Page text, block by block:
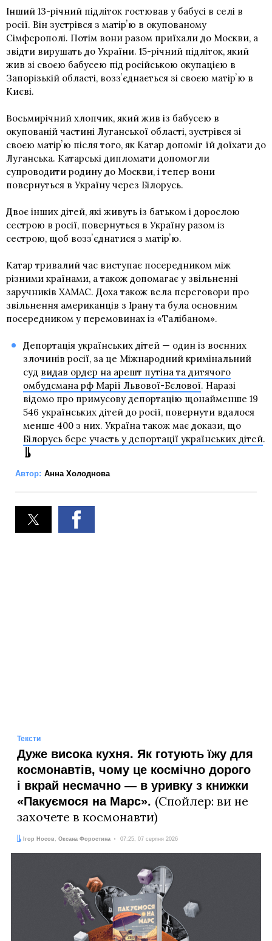
Інший 13-річний підліток гостював у бабусі в селі в
росії. Він зустрівся з матірʼю в окупованому
Сімферополі. Потім вони разом приїхали до Москви, а
звідти вирушать до України. 15-річний підліток, який
жив зі своєю бабусею під російською окупацією в
Запорізькій області, воззʼєднається зі своєю матірʼю в
Києві.
Восьмирічний хлопчик, який жив із бабусею в
окупованій частині Луганської області, зустрівся зі
своєю матірʼю після того, як Катар допоміг їй доїхати до
Луганська. Катарські дипломати допомогли
супроводити родину до Москви, і тепер вони
повернуться в Україну через Білорусь.
Двоє інших дітей, які живуть із батьком і дорослою
сестрою в росії, повернуться в Україну разом із
сестрою, щоб воззʼєднатися з матірʼю.
Катар тривалий час виступає посередником між
різними країнами, а також допомагає у звільненні
заручників ХАМАС. Доха також вела переговори про
звільнення американців з Ірану та була основним
посередником у перемовинах із «Талібаном».
Депортація українських дітей — один із воєнних
злочинів росії, за це Міжнародний кримінальний
суд видав ордер на арешт путіна та дитячого
омбудсмана рф Марії Львової-Бєлової. Наразі
відомо про примусову депортацію щонайменше 19
546 українських дітей до росії, повернути вдалося
менше 400 з них. Україна також має докази, що
Білорусь бере участь у депортації українських дітей.
Автор: Анна Холоднова